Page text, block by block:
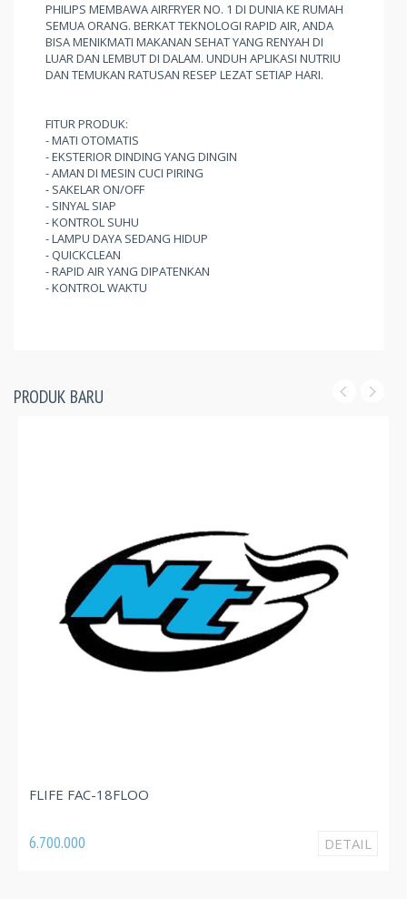
PHILIPS MEMBAWA AIRFRYER NO. 1 DI DUNIA KE RUMAH
SEMUA ORANG. BERKAT TEKNOLOGI RAPID AIR, ANDA
BISA MENIKMATI MAKANAN SEHAT YANG RENYAH DI
LUAR DAN LEMBUT DI DALAM. UNDUH APLIKASI NUTRIU
DAN TEMUKAN RATUSAN RESEP LEZAT SETIAP HARI.
FITUR PRODUK:
- MATI OTOMATIS
- EKSTERIOR DINDING YANG DINGIN
- AMAN DI MESIN CUCI PIRING
- SAKELAR ON/OFF
- SINYAL SIAP
- KONTROL SUHU
- LAMPU DAYA SEDANG HIDUP
- QUICKCLEAN
- RAPID AIR YANG DIPATENKAN
- KONTROL WAKTU
PRODUK BARU
FLIFE FAC-18FLOO
6.700.000 DETAIL